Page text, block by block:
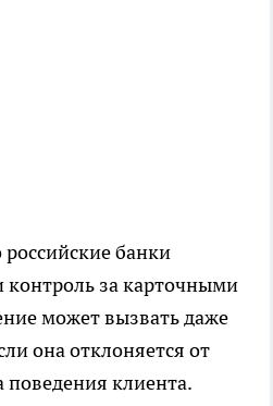
банки
контроль за карточными
может вызвать даже
она отклоняется от
клиента.